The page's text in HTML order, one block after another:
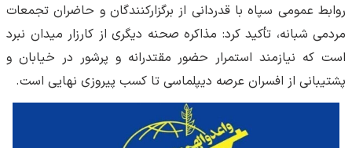
روابط عمومی سپاه با قدردانی از برگزارکنندگان و حاضران تجمعات
مردمی شبانه، تأکید کرد: مذاکره صحنه دیگری از کارزار میدان نبرد
است که نیازمند استمرار حضور مقتدرانه و پرشور در خیابان و
پشتیبانی از افسران عرصه دیپلماسی تا کسب پیروزی نهایی است.